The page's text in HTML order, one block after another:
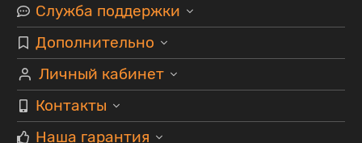
Служба поддержки
Дополнительно
Личный кабинет
Контакты
Наша гарантия